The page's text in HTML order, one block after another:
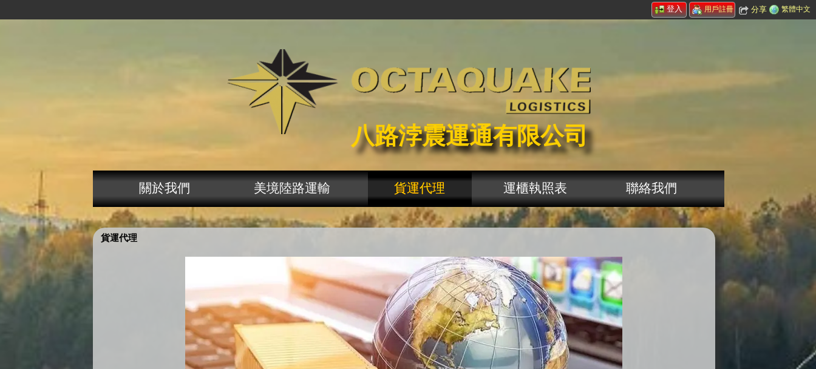
登入 用戶註冊 分享 繁體中文
八路浡震運通有限公司
關於我們 美境陸路運輸 貨運代理 運櫃執照表 聯絡我們
貨運代理